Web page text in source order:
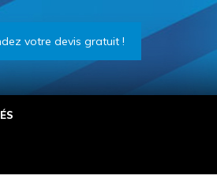
votre devis gratuit !